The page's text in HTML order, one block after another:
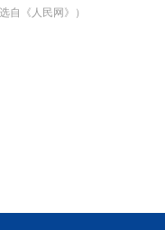
自《人民网》）